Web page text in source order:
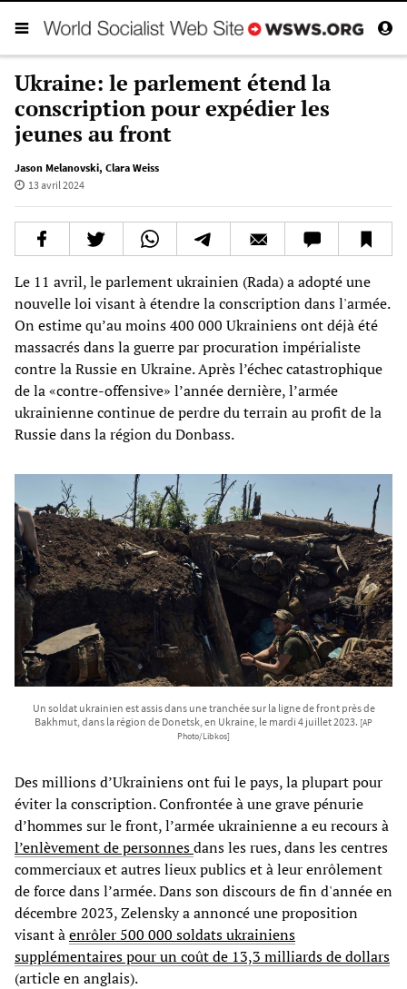
Ukraine: le parlement étend la
conscription pour expédier les
jeunes au front
Jason Melanovski, Clara Weiss
13 avril 2024
Le 11 avril, le parlement ukrainien (Rada) a adopté une
nouvelle loi visant à étendre la conscription dans l'armée.
On estime qu’au moins 400 000 Ukrainiens ont déjà été
massacrés dans la guerre par procuration impérialiste
contre la Russie en Ukraine. Après l’échec catastrophique
de la «contre-offensive» l’année dernière, l’armée
ukrainienne continue de perdre du terrain au profit de la
Russie dans la région du Donbass.
Un soldat ukrainien est assis dans une tranchée sur la ligne de front près de
Bakhmut, dans la région de Donetsk, en Ukraine, le mardi 4 juillet 2023. [AP
Photo/Libkos]
Des millions d’Ukrainiens ont fui le pays, la plupart pour
éviter la conscription. Confrontée à une grave pénurie
d’hommes sur le front, l’armée ukrainienne a eu recours à
l’enlèvement de personnesdans les rues, dans les centres
commerciaux et autres lieux publics et à leur enrôlement
de force dans l’armée. Dans son discours de fin d'année en
décembre 2023, Zelensky a annoncé une proposition
visant àenrôler 500 000 soldats ukrainiens
supplémentaires pour un coût de 13,3 milliards de dollars
(article en anglais).